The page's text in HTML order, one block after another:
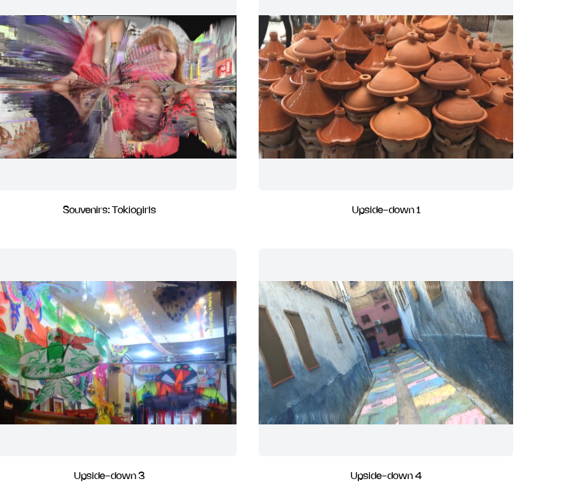
Souvenirs: Tokiogirls Upside-down 1
Upside-down 3 Upside-down 4